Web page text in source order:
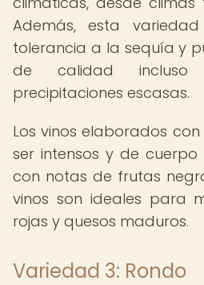
Además, esta
tolerancia a la sequía y
de calidad
precipitaciones escasas.
Los vinos elaborados
ser intensos y de
con notas de frutas
vinos son ideales para
rojas y quesos maduros.
Variedad 3: Rondo